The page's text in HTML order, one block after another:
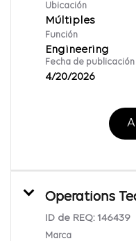
Ubicación
Múltiples
Función
Engineering
Fecha de publicación
4/20/2026
Operations
ID de REQ: 146439
Marca